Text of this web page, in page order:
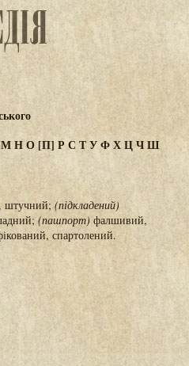
МНО[П] Р С ТУФХЦЧШ
штучний; (підкладений)
(пашпорт) фалшивий,
спартолений.